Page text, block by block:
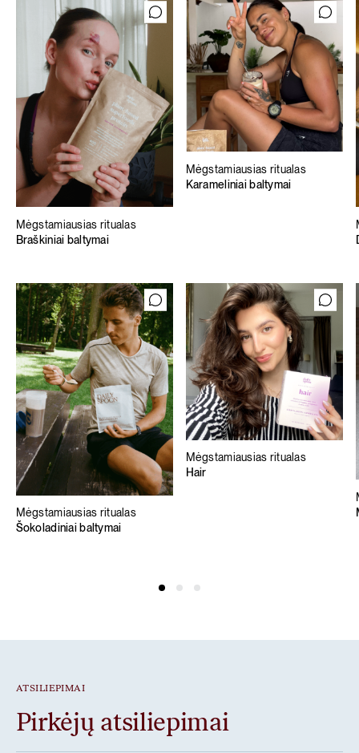
Mėgstamiausias ritualas
Braškiniai baltymai
Mėgstamiausias ritualas
Karameliniai baltymai
Mėgstamiausias ritualas
Šokoladiniai baltymai
Mėgstamiausias ritualas
Hair
ATSILIEPIMAI
Pirkėjų atsiliepimai